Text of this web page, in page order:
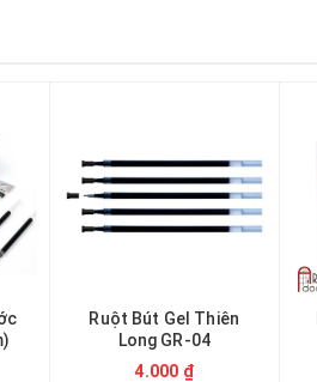
Ruột Bút Gel Thiên
Long GR-04
4.000 ₫